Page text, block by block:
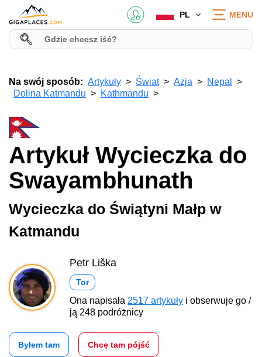
PL MENU
Na swój sposób: Artykuły Świat Azja
Nepal
Dolina Katmandu
Kathmandu
Artykuł Wycieczka do
Swayambhunath
Wycieczka do Świątyni Małp w
Katmandu
Petr Liška
Tor
Ona napisała 2517 artykuły i obserwuje go /
ją 248 podróżnicy
Byłem tam Chcę tam pójść